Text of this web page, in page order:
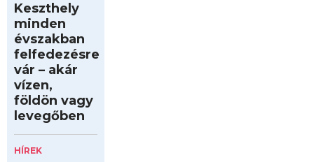
Keszthely
minden
évszakban
felfedezésre
vár – akár
vízen,
földön vagy
levegőben
HÍREK